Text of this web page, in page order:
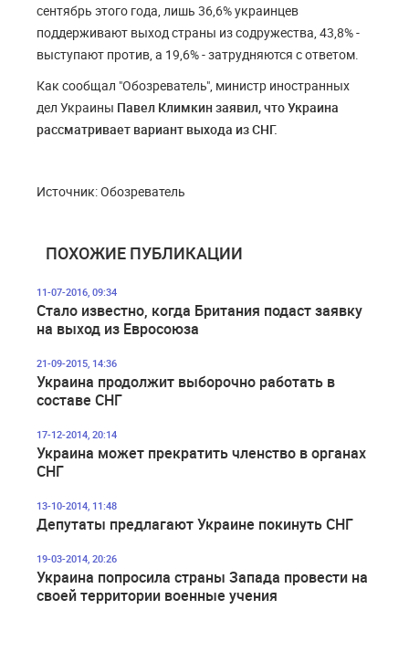
сентябрь этого года, лишь 36,6% украинцев
поддерживают выход страны из содружества, 43,8% -
выступают против, а 19,6% - затрудняются с ответом.
Как сообщал "Обозреватель", министр иностранных
дел Украины Павел Климкин заявил, что Украина
рассматривает вариант выхода из СНГ.
Источник: Обозреватель
ПОХОЖИЕ ПУБЛИКАЦИИ
11-07-2016, 09:34
Стало известно, когда Британия подаст заявку
на выход из Евросоюза
21-09-2015, 14:36
Украина продолжит выборочно работать в
составе СНГ
17-12-2014, 20:14
Украина может прекратить членство в органах
СНГ
13-10-2014, 11:48
Депутаты предлагают Украине покинуть СНГ
19-03-2014, 20:26
Украина попросила страны Запада провести на
своей территории военные учения